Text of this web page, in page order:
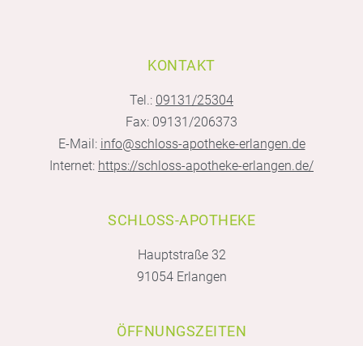
KONTAKT
Tel.: 09131/25304
Fax: 09131/206373
E-Mail: info@schloss-apotheke-erlangen.de
Internet: https://schloss-apotheke-erlangen.de/
SCHLOSS-APOTHEKE
Hauptstraße 32
91054 Erlangen
ÖFFNUNGSZEITEN